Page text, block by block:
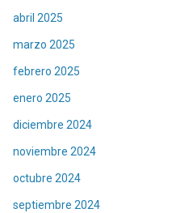
abril 2025
marzo 2025
febrero 2025
enero 2025
diciembre 2024
noviembre 2024
octubre 2024
septiembre 2024